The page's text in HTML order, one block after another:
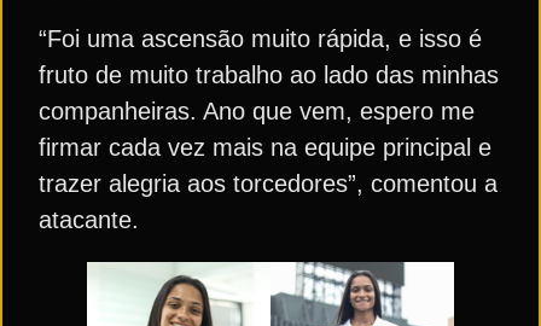
“Foi uma ascensão muito rápida, e isso é
fruto de muito trabalho ao lado das minhas
companheiras. Ano que vem, espero me
firmar cada vez mais na equipe principal e
trazer alegria aos torcedores”, comentou a
atacante.